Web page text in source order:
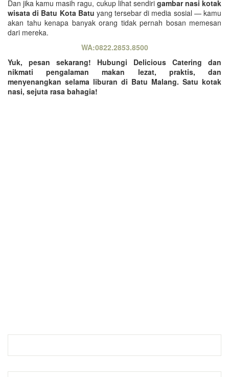
Dan jika kamu masih ragu, cukup lihat sendiri gambar nasi kotak
wisata di Batu Kota Batu yang tersebar di media sosial — kamu
akan tahu kenapa banyak orang tidak pernah bosan memesan
dari mereka.
WA:0822.2853.8500
Yuk, pesan sekarang! Hubungi Delicious Catering dan
nikmati pengalaman makan lezat, praktis, dan
menyenangkan selama liburan di Batu Malang. Satu kotak
nasi, sejuta rasa bahagia!